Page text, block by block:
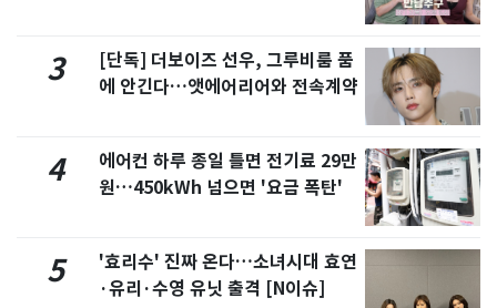
3
[단독] 더보이즈 선우, 그루비룸 품
에 안긴다…앳에어리어와 전속계약
4
에어컨 하루 종일 틀면 전기료 29만
원…450kWh 넘으면 '요금 폭탄'
5
'효리수' 진짜 온다…소녀시대 효연
·유리·수영 유닛 출격 [N이슈]